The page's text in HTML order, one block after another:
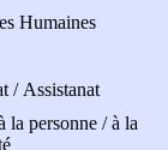
Humaines
/ Assistanat
la personne / à la